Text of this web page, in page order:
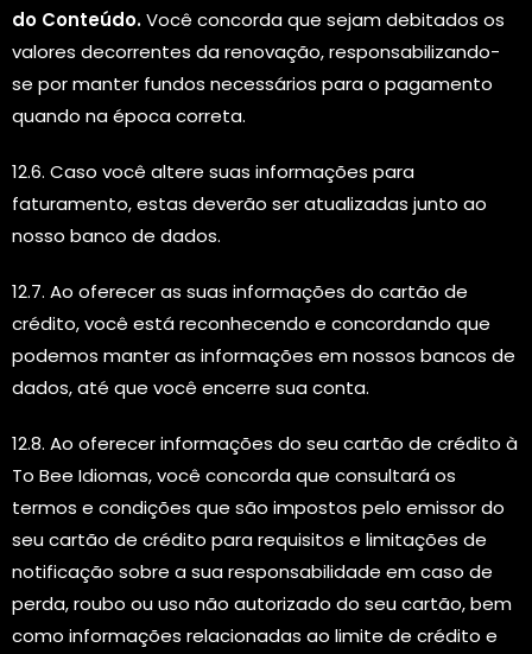
do Conteúdo.Você concorda que sejam debitados os
valores decorrentes da renovação, responsabilizando-
se por manter fundos necessários para o pagamento
quando na época correta.
12.6. Caso você altere suas informações para
faturamento, estas deverão ser atualizadas junto ao
nosso banco de dados.
12.7. Ao oferecer as suas informações do cartão de
crédito, você está reconhecendo e concordando que
podemos manter as informações em nossos bancos de
dados, até que você encerre sua conta.
12.8. Ao oferecer informações do seu cartão de crédito à
To Bee Idiomas, você concorda que consultará os
termos e condições que são impostos pelo emissor do
seu cartão de crédito para requisitos e limitações de
notificação sobre a sua responsabilidade em caso de
perda, roubo ou uso não autorizado do seu cartão, bem
como informações relacionadas ao limite de crédito e